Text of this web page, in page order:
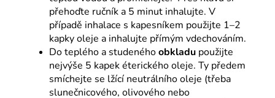
přehoďte ručník a 5 minut inhalujte. V
případě inhalace s kapesníkem použijte 1–2
kapky oleje a inhalujte přímým vdechováním.
Do teplého a studenéhoobkladu použijte
nejvýše 5 kapek éterického oleje. Ty předem
smíchejte se lžící neutrálního oleje (třeba
slunečnicového, olivového nebo